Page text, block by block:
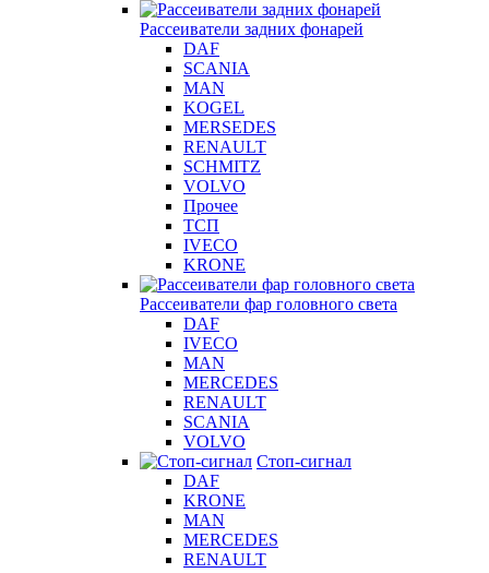
Рассеиватели задних фонарей
DAF
SCANIA
MAN
KOGEL
MERSEDES
RENAULT
SCHMITZ
VOLVO
Прочее
ТСП
IVECO
KRONE
Рассеиватели фар головного света
DAF
IVECO
MAN
MERCEDES
RENAULT
SCANIA
VOLVO
Стоп-сигнал
DAF
KRONE
MAN
MERCEDES
RENAULT